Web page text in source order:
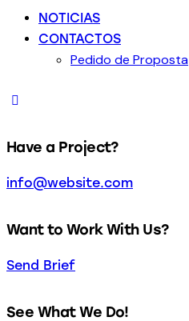
NOTICIAS
CONTACTOS
Pedido de Proposta
Have a Project?
info@website.com
Want to Work With Us?
Send Brief
See What We Do!